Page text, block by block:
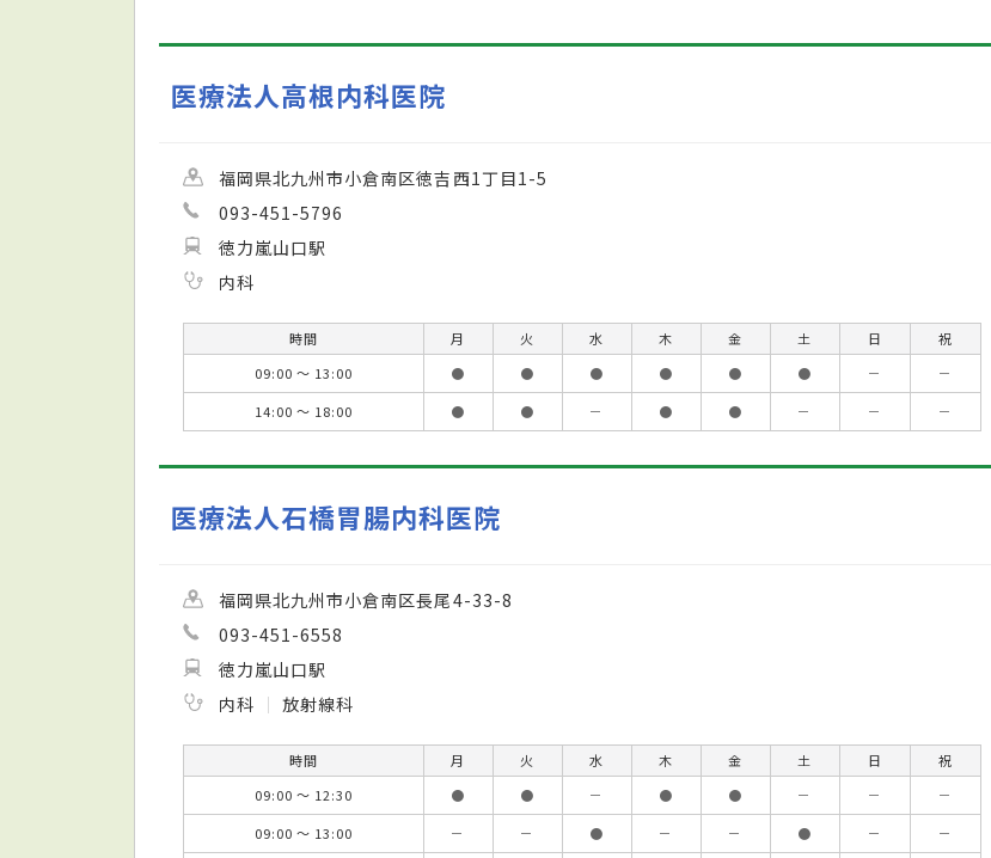
医療法人高根内科医院
福岡県北九州市小倉南区徳吉西1丁目1-5
093-451-5796
徳力嵐山口駅
内科
時間 月 火 水 木 金 土 日
祝
09:00 ～ 13:00
● ● ● ● ● ● －
－
14:00 ～ 18:00
● ● － ● ● － － －
医療法人石橋胃腸内科医院
福岡県北九州市小倉南区長尾4-33-8
093-451-6558
徳力嵐山口駅
内科
放射線科
時間 月 火 水 木 金 土 日
祝
09:00 ～ 12:30
● ● － ● ● － －
－
09:00 ～ 13:00
－ － ● － － ● －
－